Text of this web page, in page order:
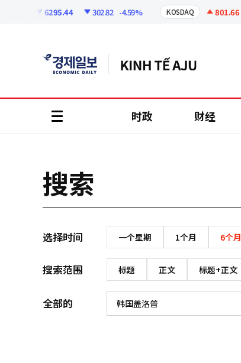
6295.44 302.82 -4.59% KOSDAQ 801.66
时政 财经
搜索
选择时间 一个星期 1个月 6个月
搜索范围 标题 正文 标题+正文
全部的